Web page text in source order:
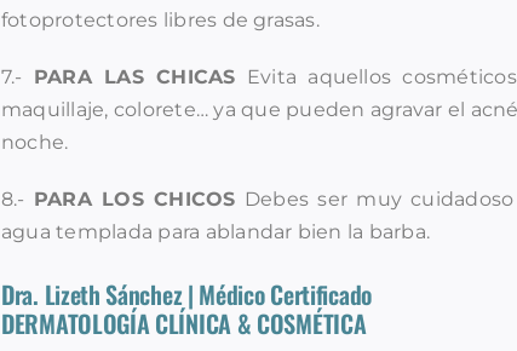
fotoprotectores libres de grasas.
7.- PARA LAS CHICAS Evita aquellos
maquillaje, colorete… ya que pueden agravar el
noche.
8.- PARA LOS CHICOS Debes ser muy
agua templada para ablandar bien la barba.
Dra. Lizeth Sánchez | Médico Certificado
DERMATOLOGÍA CLÍNICA & COSMÉTICA